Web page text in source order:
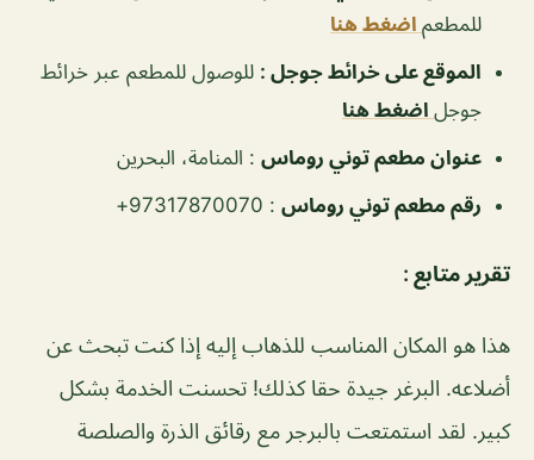
للمطعم اضغط هنا
الموقع على خرائط جوجل : للوصول للمطعم عبر خرائط
جوجل اضغط هنا
عنوان مطعم توني روماس : المنامة، البحرين
رقم مطعم توني روماس :
97317870070+
تقرير متابع :
هذا هو المكان المناسب للذهاب إليه إذا كنت تبحث عن
أضلاعه. البرغر جيدة حقا كذلك! تحسنت الخدمة بشكل
كبير. لقد استمتعت بالبرجر مع رقائق الذرة والصلصة